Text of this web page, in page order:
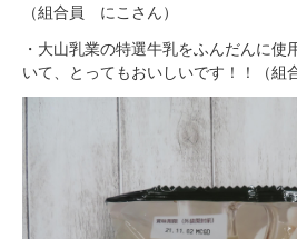
（組合員 にこさん）
・ 大山乳業の特選牛乳をふんだんに使
いて、とってもおいしいです！！（組